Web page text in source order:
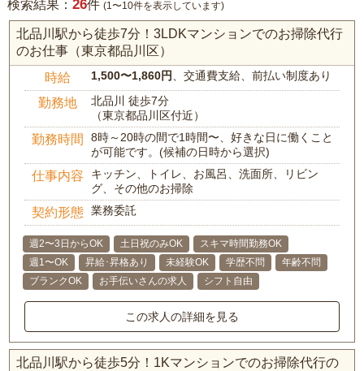
検索結果： 26件 (1〜10件を表示しています)
北品川駅から徒歩7分！3LDKマンションでのお掃除代行
のお仕事（東京都品川区）
時給 1,500〜1,860円 、交通費支給、前払い制度あり
勤務地
北品川 徒歩7分
（東京都品川区付近）
勤務時間
8時～20時の間で1時間〜、好きな日に働くこと
が可能です。(候補の日時から選択)
仕事内容
キッチン、トイレ、お風呂、洗面所、リビン
グ、その他のお掃除
契約形態 業務委託
週2〜3日からOK 土日祝のみOK
スキマ時間勤務OK
週1〜OK
昇給･昇格あり 未経験OK 学歴不問
年齢不問
ブランクOK
お手伝いさんの求人 シフト自由
この求人の詳細を見る
北品川駅から徒歩5分！1Kマンションでのお掃除代行の